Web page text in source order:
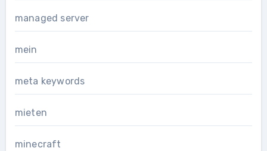
managed server
mein
meta keywords
mieten
minecraft